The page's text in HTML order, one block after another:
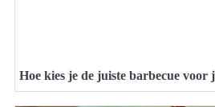
Hoe kies je de juiste barbecue voor